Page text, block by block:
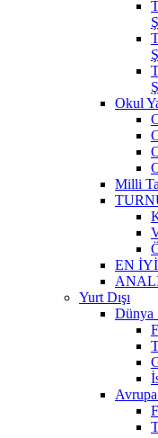
Okul
Milli
EN
Yurt Dışı
Dünya
Avrupa